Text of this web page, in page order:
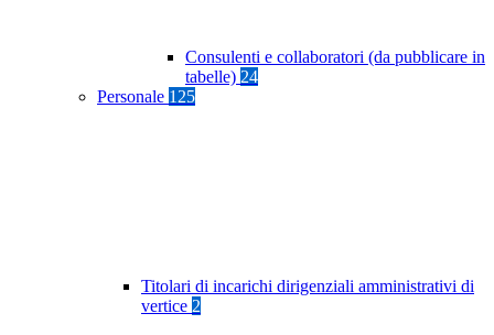
Consulenti e collaboratori (da pubblicare in
tabelle) 24
Personale 125
Titolari di incarichi dirigenziali amministrativi di
vertice 2